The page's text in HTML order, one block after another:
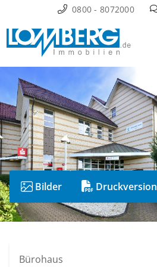
Inhalt
springen
0800 - 8072000
Bilder Druckversion
Bürohaus